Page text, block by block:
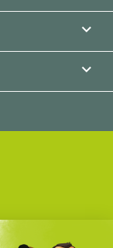

